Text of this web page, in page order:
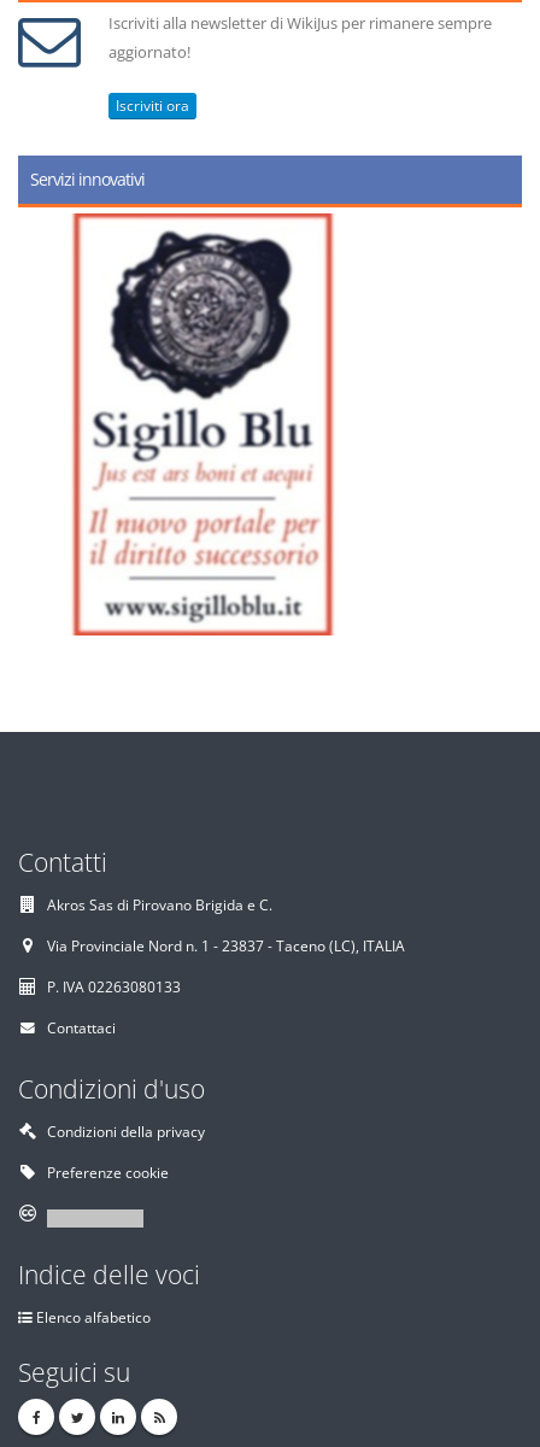
Iscriviti alla newsletter di WikiJus per rimanere sempre
aggiornato!
Iscriviti ora
Servizi innovativi
Contatti
Akros Sas di Pirovano Brigida e C.
Via Provinciale Nord n. 1 - 23837 - Taceno (LC), ITALIA
P. IVA 02263080133
Contattaci
Condizioni d'uso
Condizioni della privacy
Preferenze cookie
Indice delle voci
Elenco alfabetico
Seguici su